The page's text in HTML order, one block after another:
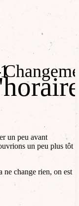
un peu avant
un peu plus tôt
ne change rien, on est